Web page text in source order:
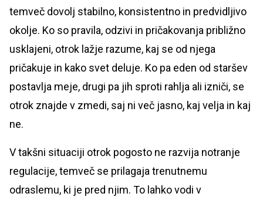
temveč dovolj stabilno, konsistentno in predvidljivo
okolje. Ko so pravila, odzivi in pričakovanja približno
usklajeni, otrok lažje razume, kaj se od njega
pričakuje in kako svet deluje. Ko pa eden od staršev
postavlja meje, drugi pa jih sproti rahlja ali izniči, se
otrok znajde v zmedi, saj ni več jasno, kaj velja in kaj
ne.
V takšni situaciji otrok pogosto ne razvija notranje
regulacije, temveč se prilagaja trenutnemu
odraslemu, ki je pred njim. To lahko vodi v